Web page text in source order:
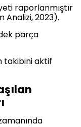
raporlanmıştır
Analizi, 2023).
parça
takibini aktif